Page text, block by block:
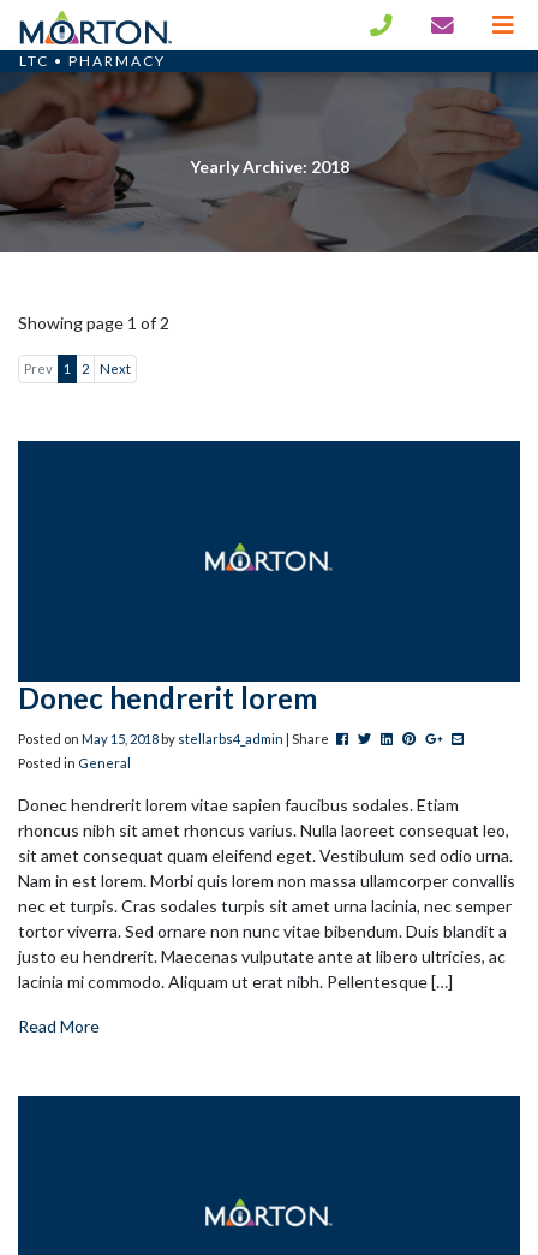
LTC • PHARMACY
Yearly Archive: 2018
Showing page 1 of 2
Prev 1 2 Next
Donec hendrerit lorem
Posted on May 15 2018by stellarbs4_admin | Share Post this to Facebook
Tweet this
Share this on Linkedin
Pin this on Pinterest
+1 this on
Share this
Posted in General
Donec hendrerit lorem vitae sapien faucibus sodales. Etiam
rhoncus nibh sit amet rhoncus varius. Nulla laoreet consequat leo,
sit amet consequat quam eleifend eget. Vestibulum sed odio urna.
Nam in est lorem. Morbi quis lorem non massa ullamcorper convallis
nec et turpis. Cras sodales turpis sit amet urna lacinia, nec semper
tortor viverra. Sed ornare non nunc vitae bibendum. Duis blandit a
justo eu hendrerit. Maecenas vulputate ante at libero ultricies, ac
lacinia mi commodo. Aliquam ut erat nibh. Pellentesque […]
Read More